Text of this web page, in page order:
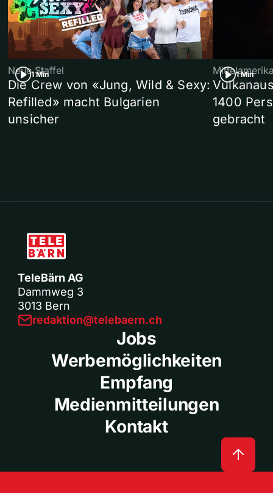
1 Min
Neue Staffel
Die Crew von «Jung, Wild & Sexy:
Refilled» macht Bulgarien
unsicher
1 Min
1400
gebracht
TeleBärn AG
Dammweg 3
3013 Bern
redaktion@telebaern.ch
Jobs
Werbemöglichkeiten
Empfang
Medienmitteilungen
Kontakt